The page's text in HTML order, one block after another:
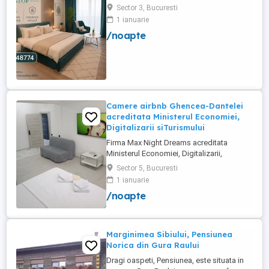
Sector 3, Bucuresti
1 ianuarie
/noapte
Camere airbnb Ghencea-Dantelei
acreditata Ministerul Economiei,
Digitalizarii siTurismului
Firma Max Night Dreams acreditata
Ministerul Economiei, Digitalizarii,
Antreprenoriatului si Turismului închiriază
in regim hotelier in zona Drumul Taberei -
Ghencea diferite tipuri de camere Camera
single cu o suprafață totală de 16mp
cu o suprafață totală de ...
Sector 5, Bucuresti
1 ianuarie
/noapte
Marginimea Sibiului, Pensiunea
Norica din Gura Raului
Dragi oaspeti, Pensiunea, este situata in